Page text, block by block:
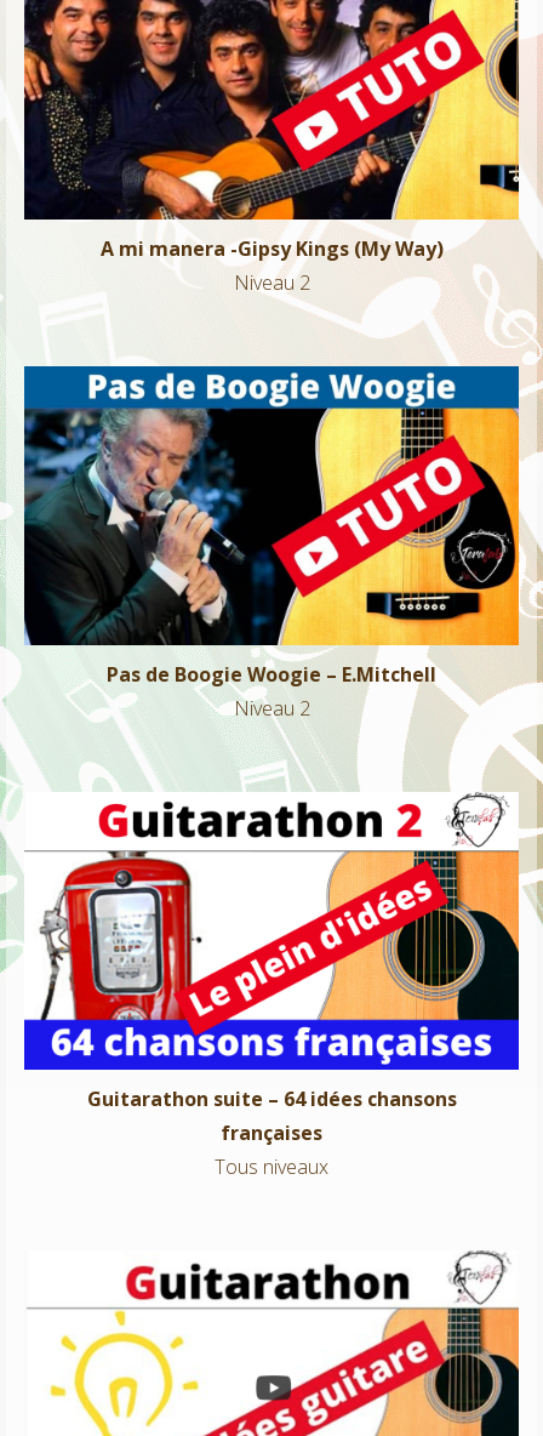
A mi manera -Gipsy Kings (My Way)
Niveau 2
A mi manera -Gipsy Kings (My Way)
Niveau 2
Pas de Boogie Woogie – E.Mitchell
Niveau 2
Pas de Boogie Woogie – E.Mitchell
Niveau 2
Guitarathon suite – 64 idées chansons françaises
Tous niveaux
Guitarathon suite – 64 idées chansons
françaises
Tous niveaux
Guitarathon – 100 idées chansons françaises
Tous niveaux